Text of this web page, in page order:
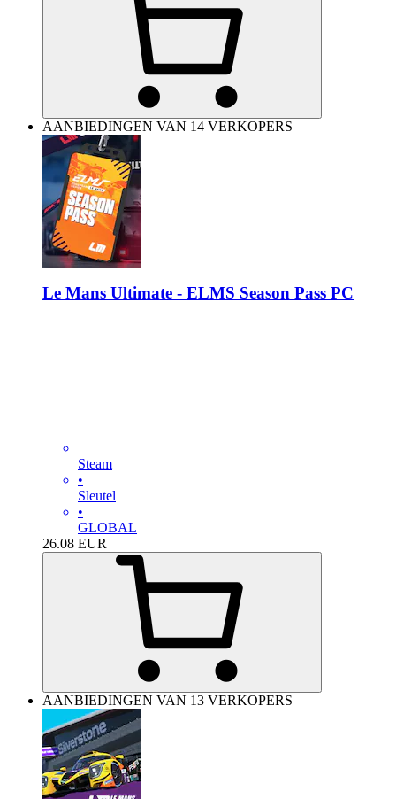
AANBIEDINGEN VAN 14 VERKOPERS
Le Mans Ultimate - ELMS Season Pass PC
Steam
•
Sleutel
•
GLOBAL
26.08 EUR
AANBIEDINGEN VAN 13 VERKOPERS